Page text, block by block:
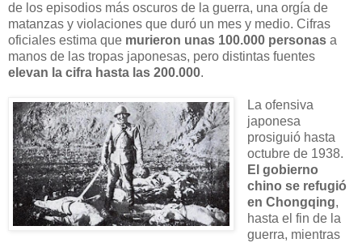
de los episodios más oscuros de la guerra, una orgía de
matanzas y violaciones que duró un mes y medio. Cifras
oficiales estima que murieron unas 100.000 personas a
manos de las tropas japonesas, pero distintas fuentes
elevan la cifra hasta las 200.000.
La ofensiva
japonesa
prosiguió hasta
octubre de 1938.
El gobierno
chino se refugió
en Chongqing,
hasta el fin de la
guerra, mientras